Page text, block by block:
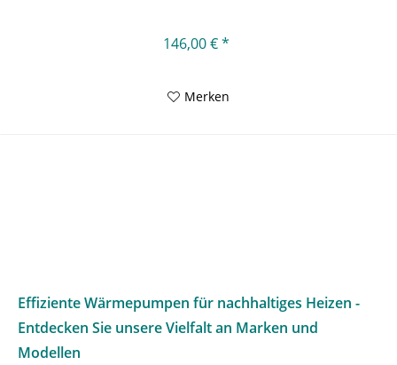
146,00 € *
Merken
Effiziente Wärmepumpen für nachhaltiges Heizen -
Entdecken Sie unsere Vielfalt an Marken und
Modellen